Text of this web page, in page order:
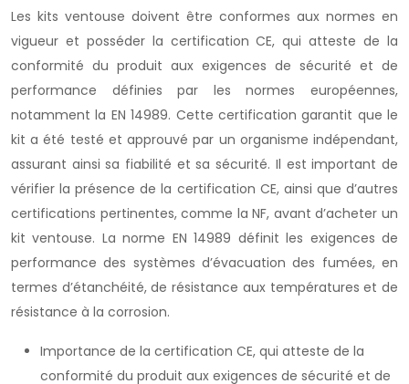
Les kits ventouse doivent être conformes aux normes en
vigueur et posséder la certification CE, qui atteste de la
conformité du produit aux exigences de sécurité et de
performance définies par les normes européennes,
notamment la EN 14989. Cette certification garantit que le
kit a été testé et approuvé par un organisme indépendant,
assurant ainsi sa fiabilité et sa sécurité. Il est important de
vérifier la présence de la certification CE, ainsi que d’autres
certifications pertinentes, comme la NF, avant d’acheter un
kit ventouse. La norme EN 14989 définit les exigences de
performance des systèmes d’évacuation des fumées, en
termes d’étanchéité, de résistance aux températures et de
résistance à la corrosion.
Importance de la certification CE, qui atteste de la
conformité du produit aux exigences de sécurité et de